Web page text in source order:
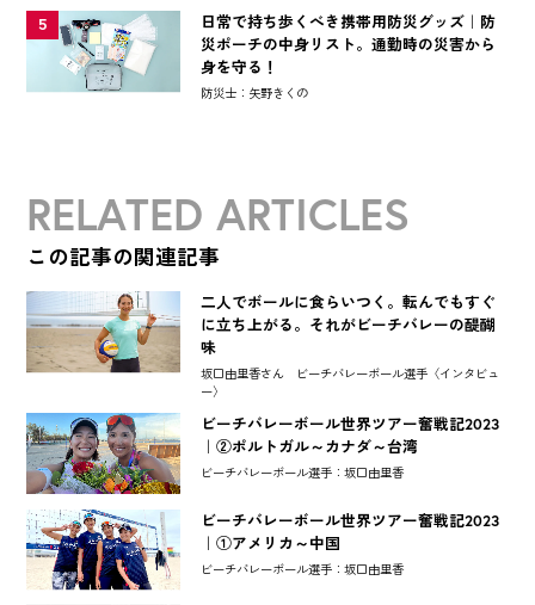
5
日常で持ち歩くべき携帯用防災グッズ｜防
災ポーチの中身リスト。通勤時の災害から
身を守る！
防災士：矢野きくの
RELATED ARTICLES
この記事の関連記事
二人でボールに食らいつく。転んでもすぐ
に立ち上がる。それがビーチバレーの醍醐
味
坂口由里香さん ビーチバレーボール選手〈インタビュ
ー〉
ビーチバレーボール世界ツアー奮戦記2023
｜②ポルトガル～カナダ～台湾
ビーチバレーボール選手：坂口由里香
ビーチバレーボール世界ツアー奮戦記2023
｜①アメリカ～中国
ビーチバレーボール選手：坂口由里香